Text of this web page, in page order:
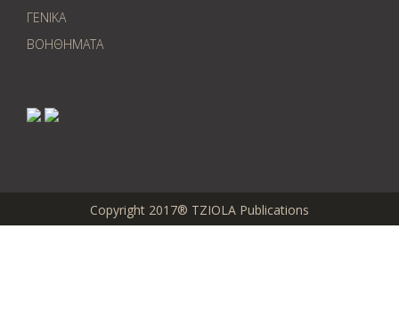
ΓΕΝΙΚΑ
ΒΟΗΘΗΜΑΤΑ
Copyright 2017® TZIOLA Publications